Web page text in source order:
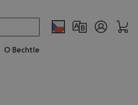
O Bechtle